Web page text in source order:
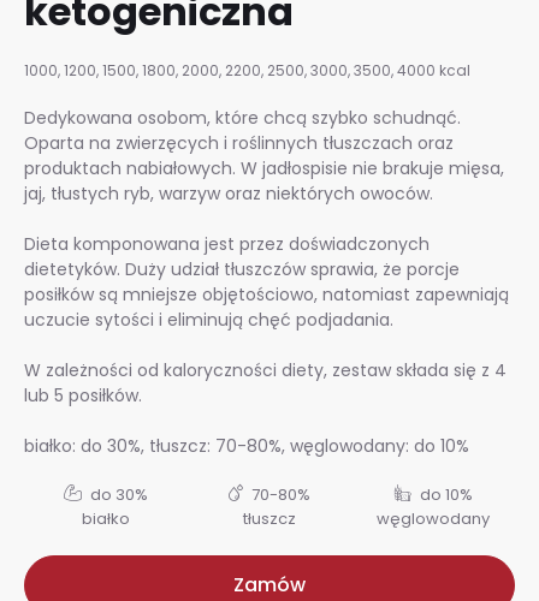
ketogeniczna
1000, 1200, 1500, 1800, 2000, 2200, 2500, 3000, 3500, 4000 kcal
Dedykowana osobom, które chcą szybko schudnąć.
Oparta na zwierzęcych i roślinnych tłuszczach oraz
produktach nabiałowych. W jadłospisie nie brakuje mięsa,
jaj, tłustych ryb, warzyw oraz niektórych owoców.
Dieta komponowana jest przez doświadczonych
dietetyków. Duży udział tłuszczów sprawia, że porcje
posiłków są mniejsze objętościowo, natomiast zapewniają
uczucie sytości i eliminują chęć podjadania.
W zależności od kaloryczności diety, zestaw składa się z 4
lub 5 posiłków.
białko: do 30%, tłuszcz: 70-80%, węglowodany: do 10%
do 30%
białko
70-80%
tłuszcz
do 10%
węglowodany
Zamów